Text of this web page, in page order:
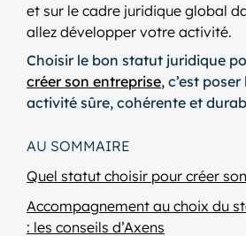
et sur le cadre juridique global
allez développer votre activité.
Choisir le bon statut juridique
créer son entreprise, c’est
activité sûre, cohérente et
AU SOMMAIRE
Quel statut choisir pour créer
Accompagnement au choix du
: les conseils d’Axens